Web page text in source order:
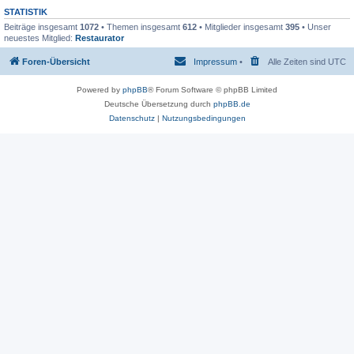
STATISTIK
Beiträge insgesamt 1072 • Themen insgesamt 612 • Mitglieder insgesamt 395 • Unser
neuestes Mitglied: Restaurator
Foren-Übersicht Alle Zeiten sind UTC
Impressum •
Powered by phpBB® Forum Software © phpBB Limited
Deutsche Übersetzung durch phpBB.de
Datenschutz| Nutzungsbedingungen